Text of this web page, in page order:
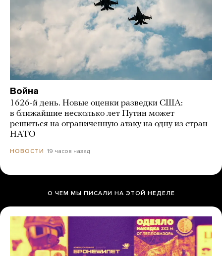
Война
1626-й день. Новые оценки разведки США:
в ближайшие несколько лет Путин может
решиться на ограниченную атаку на одну из стран
НАТО
НОВОСТИ 19 часов назад
О ЧЕМ МЫ ПИСАЛИ НА ЭТОЙ НЕДЕЛЕ